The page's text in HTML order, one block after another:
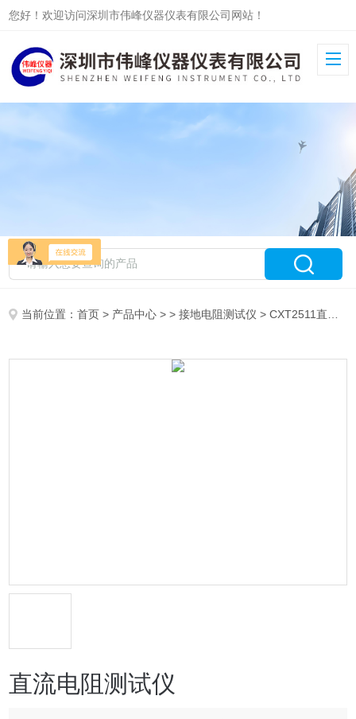
您好！欢迎访问深圳市伟峰仪器仪表有限公司网站！
当前位置：首页 > 产品中心 > >接地电阻测试仪 > CXT2511直流电阻测试仪
直流电阻测试仪